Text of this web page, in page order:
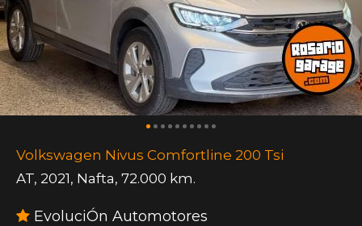
Volkswagen Nivus Comfortline 200 Tsi
AT, 2021, Nafta, 72.000 km.
EvoluciÓn Automotores